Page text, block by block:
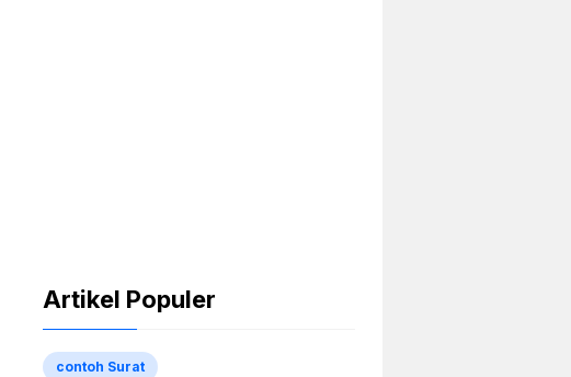
Artikel Populer
contoh Surat